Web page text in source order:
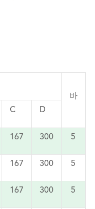
바
C D
167 300 5
167 300 5
167 300 5